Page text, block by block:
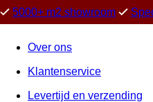
5000+ m2 showroom
Over ons
Klantenservice
Levertijd en verzending